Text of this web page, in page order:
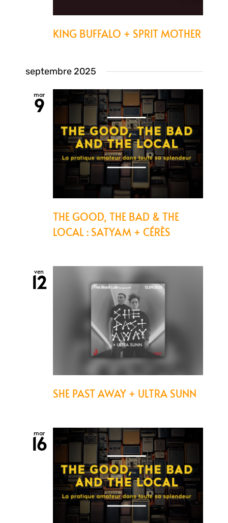
KING BUFFALO + SPRIT MOTHER
septembre 2025
mar
9
THE GOOD, THE BAD & THE
LOCAL : SATYAM + CÉRÈS
ven
12
SHE PAST AWAY + ULTRA SUNN
mar
16